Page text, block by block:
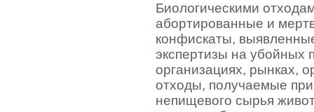
Биологическими
абортированные и
конфискаты,
экспертизы на убойных
организациях, рынках,
отходы, получаемые
непищевого сырья